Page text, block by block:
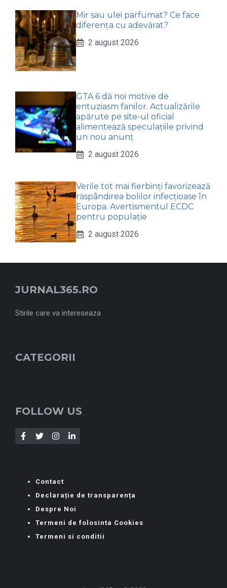
Mir sau ulei parfumat? Ce face
diferența cu adevărat?
2 august 2026
GTA 6 dă noi motive de
entuziasm fanilor. Actualizările
apărute pe site-ul oficial
alimentează speculațiile privind
un nou anunț
2 august 2026
Verile tot mai fierbinți favorizează
răspândirea bolilor infecțioase în
Europa. Avertismentul ECDC
pentru populație
2 august 2026
JURNAL365.RO
Stirile care va intereseaza
CATEGORII
FOLLOW US
Contact
Declarație de transparența
Despre Noi
Termeni de folosinta Cookies
Termeni si conditii